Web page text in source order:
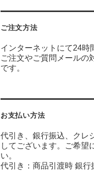
ご注文方法
インターネットにて24時
ご注文やご質問メールの
です。
お支払い方法
代引き、銀行振込、クレ
してございます。ご希望
い。
代引き：商品引渡時 銀